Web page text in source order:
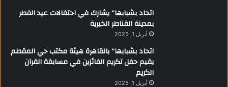
اتحاد بشبابها” يشارك في احتفالات عيد الفطر
بمدينة القناطر الخيرية
أبريل 1, 2025
اتحاد بشبابها” بالقاهرة هيئة مكتب حي المقطم
يقيم حفل تكريم الفائزين في مسابقة القرآن
الكريم
أبريل 1, 2025